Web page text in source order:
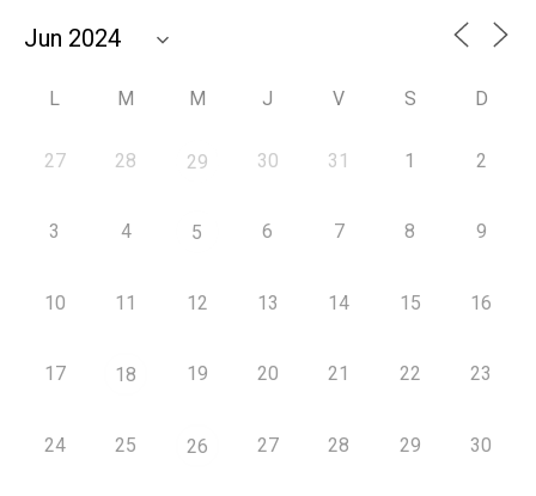
L M M J V S D
27 28 29 30 31 1 2
3 4 5 6 7 8 9
10 11 12 13 14 15 16
17 18 19 20 21 22 23
24 25 26 27 28 29 30